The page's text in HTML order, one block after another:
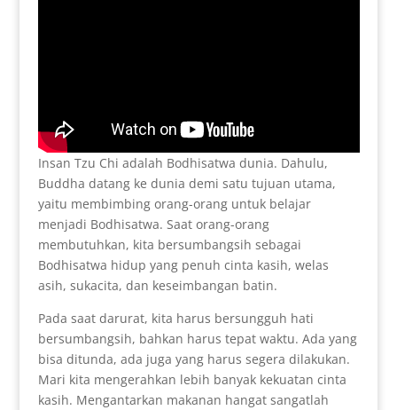
Insan Tzu Chi adalah Bodhisatwa dunia. Dahulu,
Buddha datang ke dunia demi satu tujuan utama,
yaitu membimbing orang-orang untuk belajar
menjadi Bodhisatwa. Saat orang-orang
membutuhkan, kita bersumbangsih sebagai
Bodhisatwa hidup yang penuh cinta kasih, welas
asih, sukacita, dan keseimbangan batin.
Pada saat darurat, kita harus bersungguh hati
bersumbangsih, bahkan harus tepat waktu. Ada yang
bisa ditunda, ada juga yang harus segera dilakukan.
Mari kita mengerahkan lebih banyak kekuatan cinta
kasih. Mengantarkan makanan hangat sangatlah